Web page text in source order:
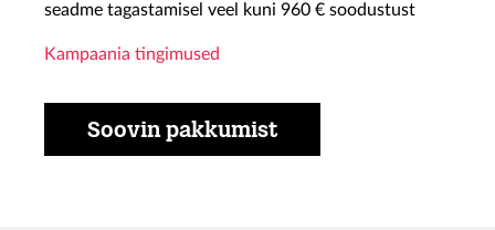
seadme tagastamisel veel kuni 960 € soodustust
Kampaania tingimused
Soovin pakkumist